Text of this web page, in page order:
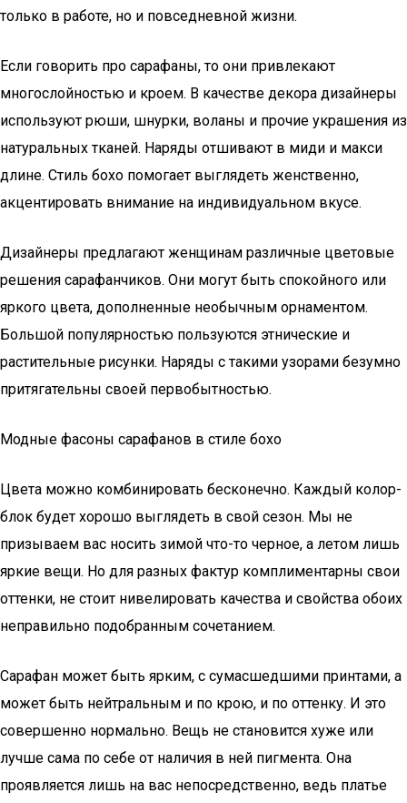
только в работе, но и повседневной жизни.
Если говорить про сарафаны, то они привлекают
многослойностью и кроем. В качестве декора дизайнеры
используют рюши, шнурки, воланы и прочие украшения из
натуральных тканей. Наряды отшивают в миди и макси
длине. Стиль бохо помогает выглядеть женственно,
акцентировать внимание на индивидуальном вкусе.
Дизайнеры предлагают женщинам различные цветовые
решения сарафанчиков. Они могут быть спокойного или
яркого цвета, дополненные необычным орнаментом.
Большой популярностью пользуются этнические и
растительные рисунки. Наряды с такими узорами безумно
притягательны своей первобытностью.
Модные фасоны сарафанов в стиле бохо
Цвета можно комбинировать бесконечно. Каждый колор-
блок будет хорошо выглядеть в свой сезон. Мы не
призываем вас носить зимой что-то черное, а летом лишь
яркие вещи. Но для разных фактур комплиментарны свои
оттенки, не стоит нивелировать качества и свойства обоих
неправильно подобранным сочетанием.
Сарафан может быть ярким, с сумасшедшими принтами, а
может быть нейтральным и по крою, и по оттенку. И это
совершенно нормально. Вещь не становится хуже или
лучше сама по себе от наличия в ней пигмента. Она
проявляется лишь на вас непосредственно, ведь платье